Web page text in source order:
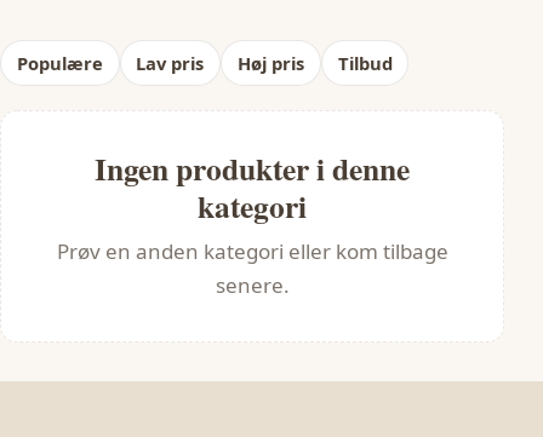
Populære Lav pris Høj pris Tilbud
Ingen produkter i denne
kategori
Prøv en anden kategori eller kom tilbage
senere.